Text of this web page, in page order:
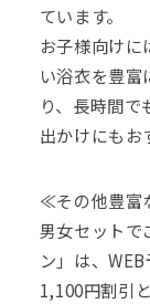
ています。
お子様向け
い浴衣を豊
り、長時間
出かけにもお
≪その他豊富
男女セットで
ン」は、
1,100円割引